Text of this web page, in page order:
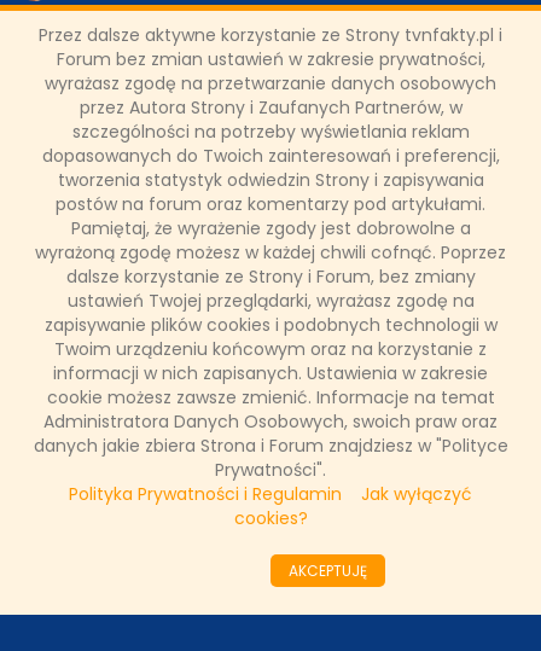
Przez dalsze aktywne korzystanie ze Strony tvnfakty.pl i
Forum bez zmian ustawień w zakresie prywatności,
wyrażasz zgodę na przetwarzanie danych osobowych
przez Autora Strony i Zaufanych Partnerów, w
szczególności na potrzeby wyświetlania reklam
dopasowanych do Twoich zainteresowań i preferencji,
tworzenia statystyk odwiedzin Strony i zapisywania
postów na forum oraz komentarzy pod artykułami.
Pamiętaj, że wyrażenie zgody jest dobrowolne a
wyrażoną zgodę możesz w każdej chwili cofnąć. Poprzez
dalsze korzystanie ze Strony i Forum, bez zmiany
ustawień Twojej przeglądarki, wyrażasz zgodę na
zapisywanie plików cookies i podobnych technologii w
Twoim urządzeniu końcowym oraz na korzystanie z
informacji w nich zapisanych. Ustawienia w zakresie
cookie możesz zawsze zmienić. Informacje na temat
Administratora Danych Osobowych, swoich praw oraz
danych jakie zbiera Strona i Forum znajdziesz w "Polityce
Prywatności".
Polityka Prywatności i Regulamin
Jak wyłączyć
cookies?
AKCEPTUJĘ
ODZIAŁY LOKALNE
PARTNERZY
SONDA
2 października 2024, 16:42
UDOSTĘPNIJ POST
NASZE WYWIADY
FAKTY TVN